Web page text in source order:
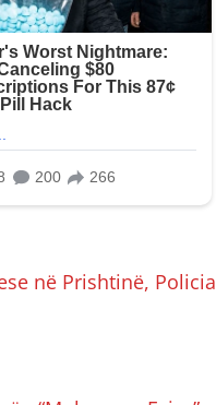
në Prishtinë, Policia